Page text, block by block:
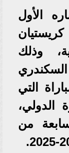
الأول
وذلك
السكندري
التي
الدولي،
من